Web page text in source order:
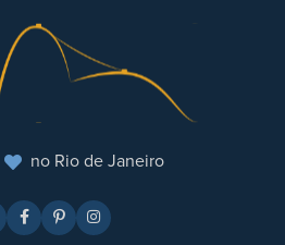
no Rio de Janeiro